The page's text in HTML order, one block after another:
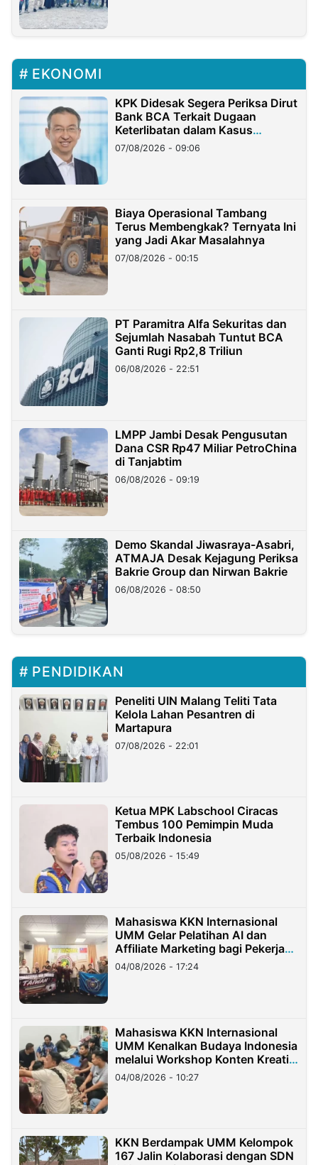
EKONOMI
KPK Didesak Segera Periksa Dirut
Bank BCA Terkait Dugaan
Keterlibatan dalam Kasus
Hilangnya Dana Nasabah Rp2,58
Miliar
07/08/2026 - 09:06
Biaya Operasional Tambang
Terus Membengkak? Ternyata Ini
yang Jadi Akar Masalahnya
07/08/2026 - 00:15
PT Paramitra Alfa Sekuritas dan
Sejumlah Nasabah Tuntut BCA
Ganti Rugi Rp2,8 Triliun
06/08/2026 - 22:51
LMPP Jambi Desak Pengusutan
Dana CSR Rp47 Miliar PetroChina
di Tanjabtim
06/08/2026 - 09:19
Demo Skandal Jiwasraya-Asabri,
ATMAJA Desak Kejagung Periksa
Bakrie Group dan Nirwan Bakrie
06/08/2026 - 08:50
PENDIDIKAN
Peneliti UIN Malang Teliti Tata
Kelola Lahan Pesantren di
Martapura
07/08/2026 - 22:01
Ketua MPK Labschool Ciracas
Tembus 100 Pemimpin Muda
Terbaik Indonesia
05/08/2026 - 15:49
Mahasiswa KKN Internasional
UMM Gelar Pelatihan AI dan
Affiliate Marketing bagi Pekerja
Migran Indonesia di Taiwan
04/08/2026 - 17:24
Mahasiswa KKN Internasional
UMM Kenalkan Budaya Indonesia
melalui Workshop Konten Kreatif
di Taiwan
04/08/2026 - 10:27
KKN Berdampak UMM Kelompok
167 Jalin Kolaborasi dengan SDN